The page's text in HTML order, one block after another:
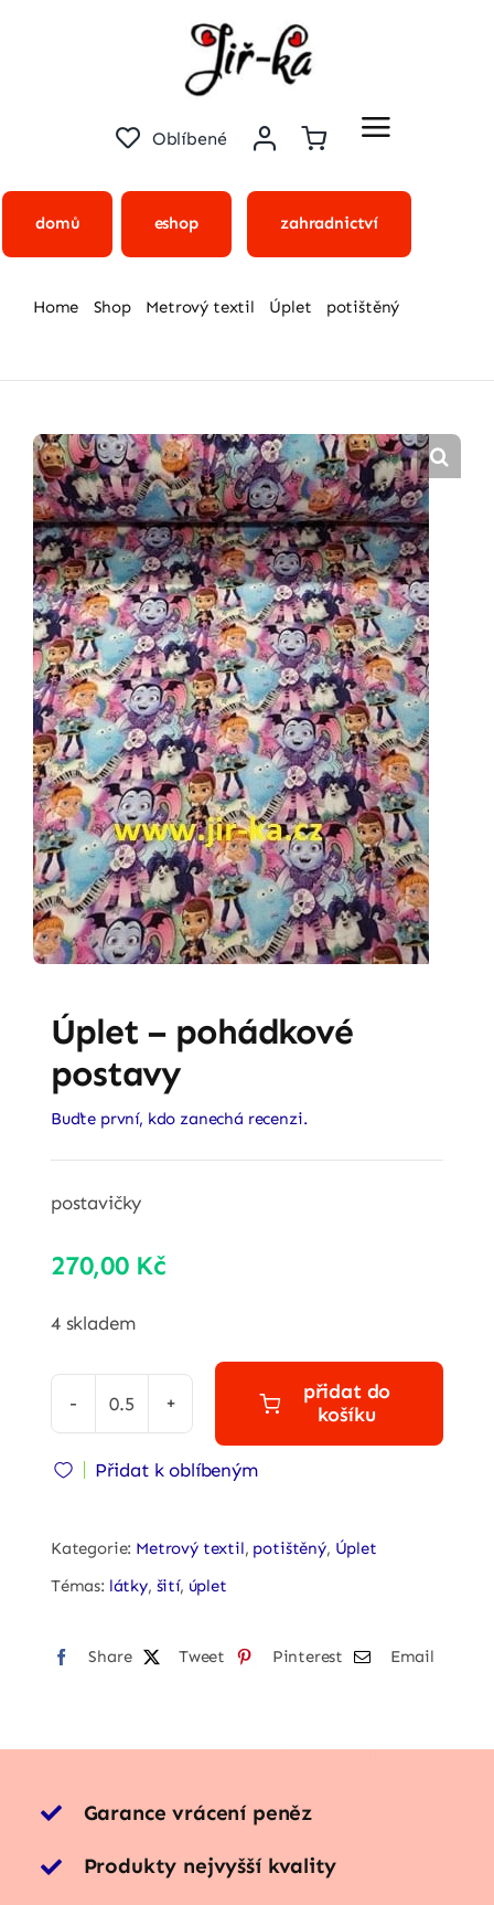
Oblíbené
domů eshop zahradnictví
Home Shop Metrový textil Úplet
potištěný
Úplet – pohádkové
postavy
Buďte první, kdo zanechá recenzi.
postavičky
270,00 Kč
4 skladem
Úplet
pohádkové
quantity
přidat do
košíku
Přidat k oblíbeným
Kategorie: Metrový textil, potištěný, Úplet
Témas: látky, šití, úplet
Share Tweet Pinterest Email
Garance vrácení peněz
Produkty nejvyšší kvality